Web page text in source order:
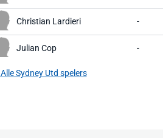
Christian Lardieri -
Julian Cop -
Alle Sydney Utd spelers